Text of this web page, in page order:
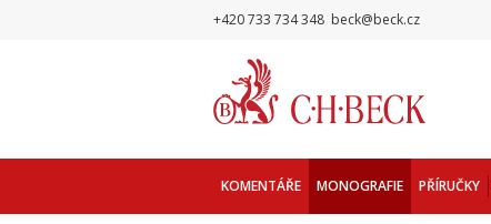
+420 733 734 348 beck@beck.cz
KOMENTÁŘE MONOGRAFIE PŘÍRUČKY